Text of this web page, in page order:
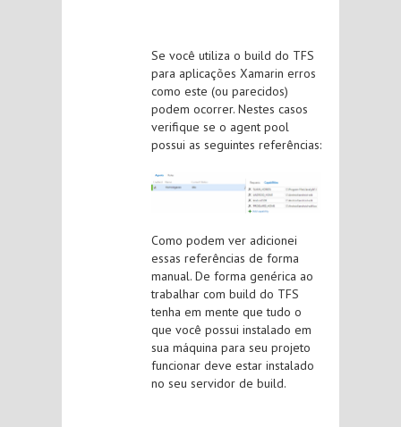
Se você utiliza o build do TFS
para aplicações Xamarin erros
como este (ou parecidos)
podem ocorrer. Nestes casos
verifique se o agent pool
possui as seguintes referências:
Como podem ver adicionei
essas referências de forma
manual. De forma genérica ao
trabalhar com build do TFS
tenha em mente que tudo o
que você possui instalado em
sua máquina para seu projeto
funcionar deve estar instalado
no seu servidor de build.